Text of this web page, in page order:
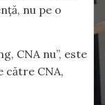
nu pe o
CNA nu”, este
CNA,